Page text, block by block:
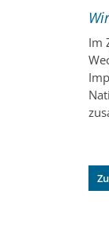
Im